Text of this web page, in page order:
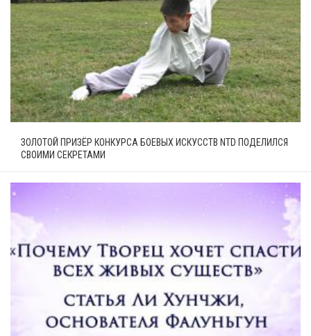
ЗОЛОТОЙ ПРИЗЁР КОНКУРСА БОЕВЫХ ИСКУССТВ NTD ПОДЕЛИЛСЯ
СВОИМИ СЕКРЕТАМИ